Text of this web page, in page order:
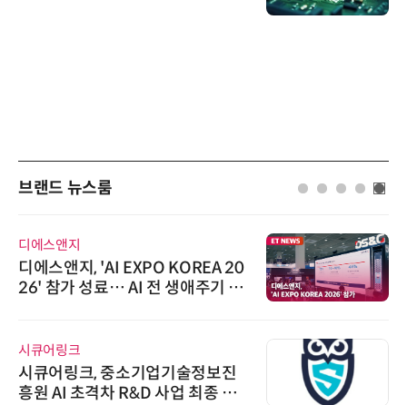
브랜드 뉴스룸
디에스앤지
디에스앤지, 'AI EXPO KOREA 20
26' 참가 성료… AI 전 생애주기 아
시큐어링크
시큐어링크, 중소기업기술정보진
흥원 AI 초격차 R&D 사업 최종 선